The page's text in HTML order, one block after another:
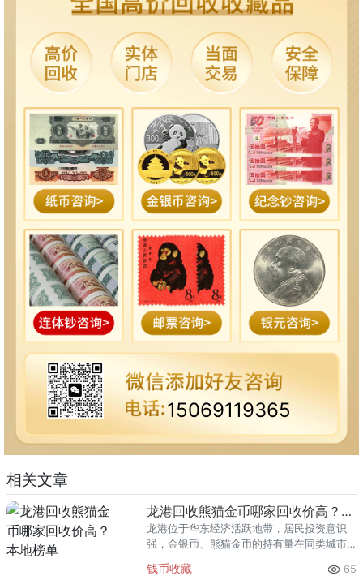
15069119365
相关文章
龙港回收熊猫金币哪家回收价高？本地榜单
龙港位于华东经济活跃地带，居民投资意识
强，金银币、熊猫金币的持有量在同类城市
熊猫金币的需求就明显升温，但鱼龙混杂的
钱币收藏 65